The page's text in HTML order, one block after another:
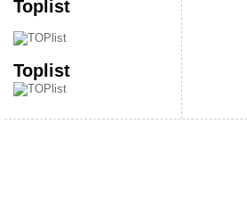
Toplist
Toplist